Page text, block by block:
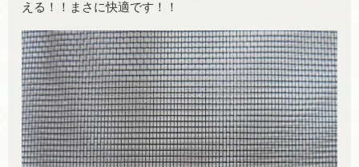
える！！まさに快適です！！